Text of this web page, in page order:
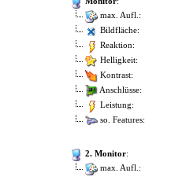
max. Aufl.:
Bildfläche:
Reaktion:
Helligkeit:
Kontrast:
Anschlüsse:
Leistung:
so. Features:
2. Monitor:
max. Aufl.: